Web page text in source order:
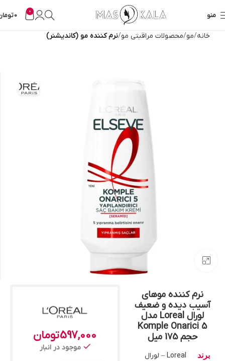
منو 0
0
خانه مو محصولات مراقبتی مو نرم کننده مو (کاندیشنر)
نرم کننده موهای
آسیب دیده و ضعیف
لورال Loreal مدل
Komple Onarici 5
حجم 175 میل
برند Loreal – لورال
597,000تومان
موجود در انبار